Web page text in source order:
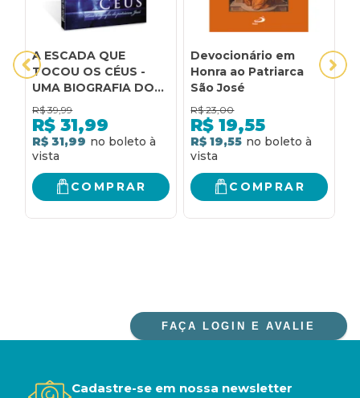
A ESCADA QUE
TOCOU OS CÉUS -
UMA BIOGRAFIA DO
PATRIARCA JACÓ
R$ 39,99
R$ 31,99
R$ 31,99
COMPRAR
Devocionário em
Honra ao Patriarca
São José
R$ 23,00
R$ 19,55
R$ 19,55
COMPRAR
FAÇA LOGIN E AVALIE
Cadastre-se em nossa newsletter